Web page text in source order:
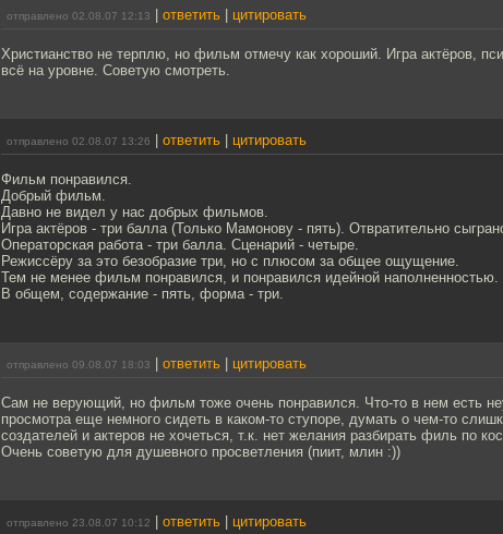
отправлено 02.08.07 12:13 ответить цитировать
Христианство не терплю, но фильм отмечу как хороший. Игра актёров,
всё на уровне. Советую смотреть.
отправлено 02.08.07 13:26 ответить цитировать
Фильм понравился.
Добрый фильм.
Давно не видел у нас добрых фильмов.
Игра актёров - три балла (Только Мамонову - пять). Отвратительно
Операторская работа - три балла. Сценарий - четыре.
Режиссёру за это безобразие три, но с плюсом за общее ощущение.
Тем не менее фильм понравился, и понравился идейной наполненностью.
В общем, содержание - пять, форма - три.
отправлено 09.08.07 18:03 ответить цитировать
Сам не верующий, но фильм тоже очень понравился. Что-то в нем есть
просмотра еще немного сидеть в каком-то ступоре, думать о чем-то
создателей и актеров не хочеться, т.к. нет желания разбирать филь по
Очень советую для душевного просветления (пиит, млин :))
отправлено 23.08.07 10:12 ответить цитировать